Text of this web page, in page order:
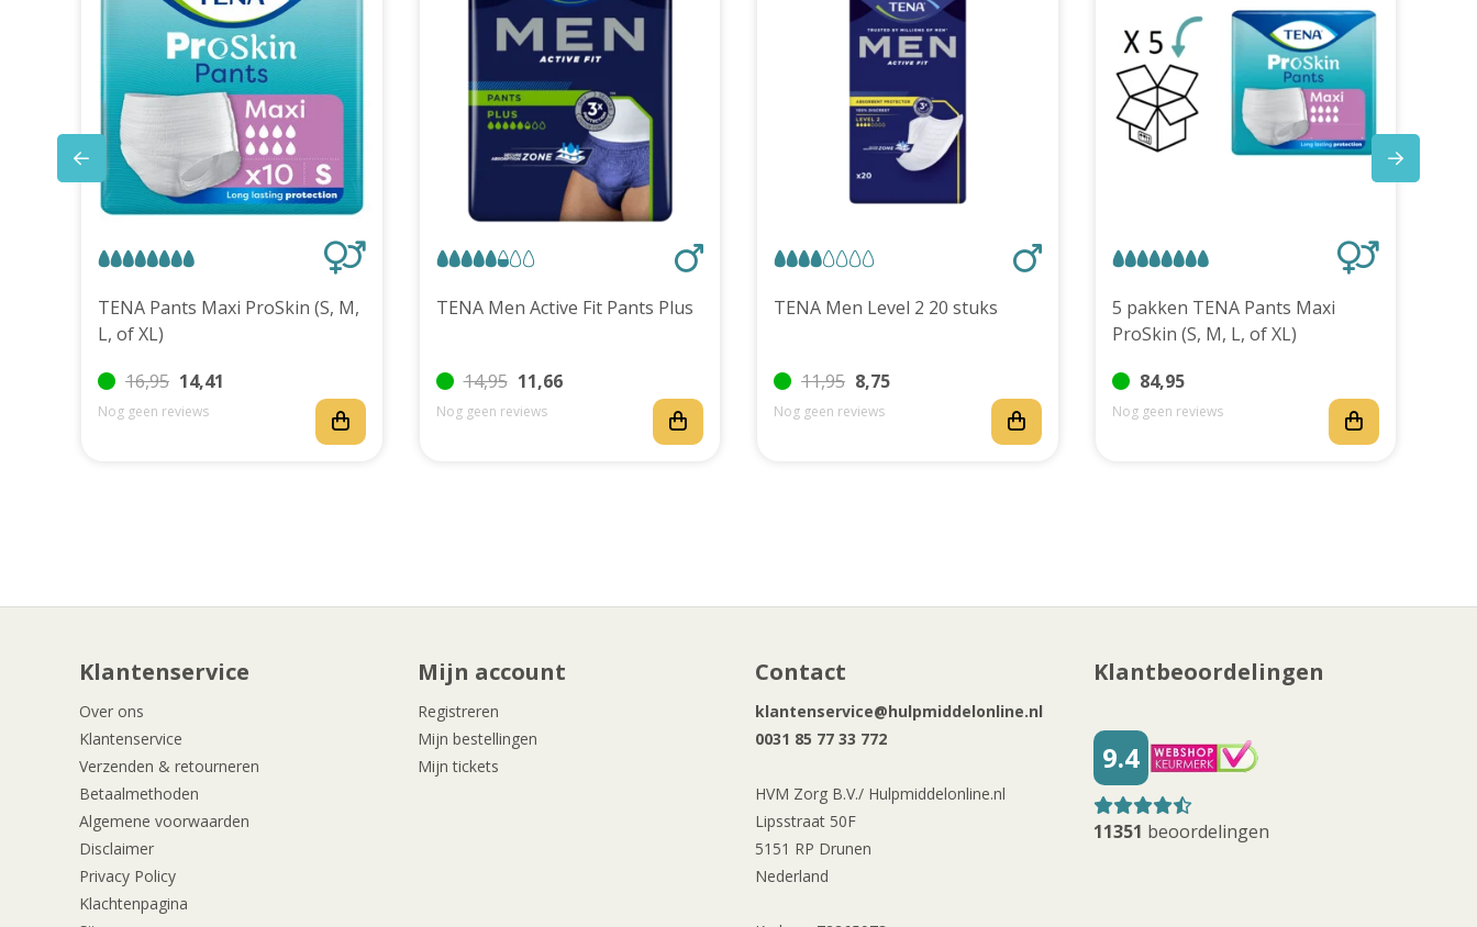
TENA Pants Maxi ProSkin (S, M,
L, of XL)
16,95 14,41
Nog geen reviews
TENA Men Active Fit Pants Plus
14,95 11,66
Nog geen reviews
TENA Men Level 2 20 stuks
11,95 8,75
Nog geen reviews
5 pakken TENA Pants Maxi
ProSkin (S, M, L, of XL)
84,95
Nog geen reviews
Klantenservice
Over ons
Klantenservice
Verzenden & retourneren
Betaalmethoden
Algemene voorwaarden
Disclaimer
Privacy Policy
Klachtenpagina
Mijn account
Registreren
Mijn bestellingen
Mijn tickets
Contact
klantenservice@hulpmiddelonline.nl
0031 85 77 33 772
HVM Zorg B.V./ Hulpmiddelonline.nl
Lipsstraat 50F
5151 RP Drunen
Nederland
Klantbeoordelingen
9.4
11351 beoordelingen